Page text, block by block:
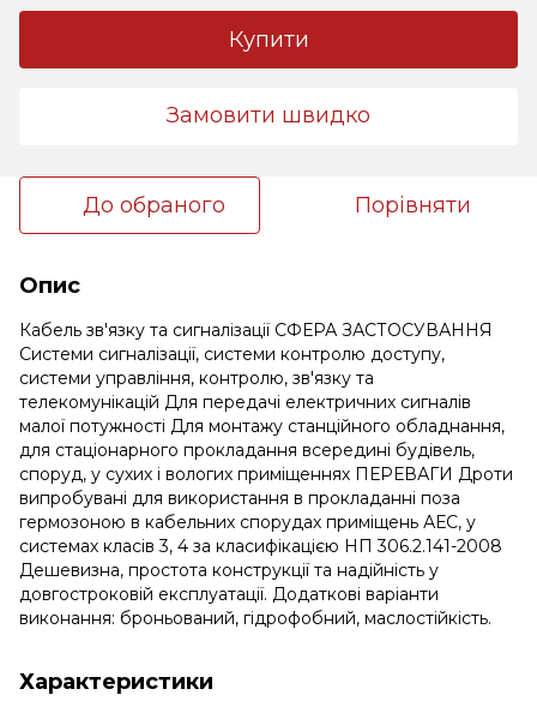
Купити
Замовити швидко
До обраного Порівняти
Опис
Кабель зв'язку та сигналізації СФЕРА ЗАСТОСУВАННЯ
Системи сигналізації, системи контролю доступу,
системи управління, контролю, зв'язку та
телекомунікацій Для передачі електричних сигналів
малої потужності Для монтажу станційного обладнання,
для стаціонарного прокладання всередині будівель,
споруд, у сухих і вологих приміщеннях ПЕРЕВАГИ Дроти
випробувані для використання в прокладанні поза
гермозоною в кабельних спорудах приміщень АЕС, у
системах класів 3, 4 за класифікацією НП 306.2.141-2008
Дешевизна, простота конструкції та надійність у
довгостроковій експлуатації. Додаткові варіанти
виконання: броньований, гідрофобний, маслостійкість.
Характеристики